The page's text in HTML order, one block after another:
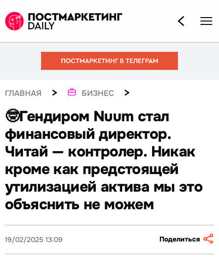
ГЛАВНАЯ > БИЗНЕС >
🤓Гендиром Nuum стал
финансовый директор.
Читай — контролер. Никак
кроме как предстоящей
утилизацией актива мы это
объяснить не можем
19/02/2025 13:09 Поделиться